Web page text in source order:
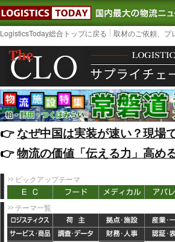
LOGISTICS
LogisticsToday総合トップに戻る 取材のご依頼、プ
👉️なぜ中国は実装が速い？現場
👉️物流の価値「伝える力」高め
ピックアップテーマ
テーマ一覧